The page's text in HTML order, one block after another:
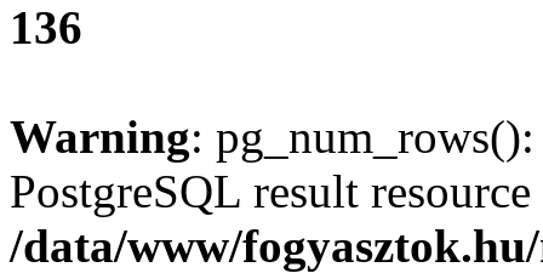
136
Warning:
PostgreSQL result
/data/www/